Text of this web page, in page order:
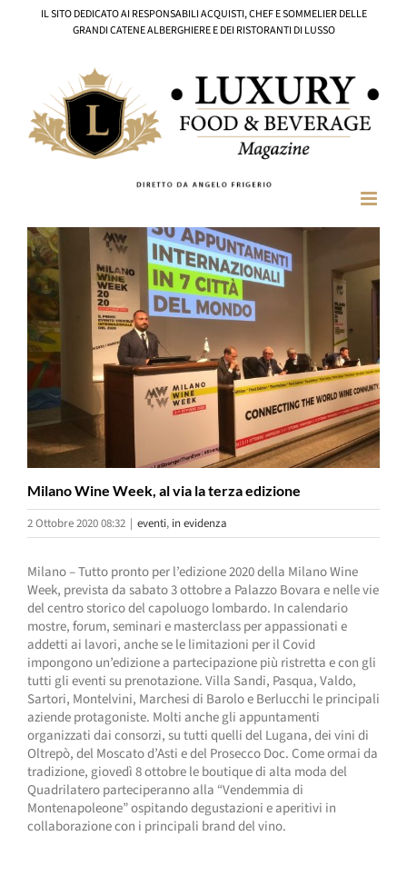
IL SITO DEDICATO AI RESPONSABILI ACQUISTI, CHEF E SOMMELIER DELLE
GRANDI CATENE ALBERGHIERE E DEI RISTORANTI DI LUSSO
Ingrandisci
immagine
Milano Wine Week, al via la terza edizione
2 Ottobre 2020 08:32 | eventi, in evidenza
Milano – Tutto pronto per l’edizione 2020 della Milano Wine
Week, prevista da sabato 3 ottobre a Palazzo Bovara e nelle vie
del centro storico del capoluogo lombardo. In calendario
mostre, forum, seminari e masterclass per appassionati e
addetti ai lavori, anche se le limitazioni per il Covid
impongono un’edizione a partecipazione più ristretta e con gli
tutti gli eventi su prenotazione. Villa Sandi, Pasqua, Valdo,
Sartori, Montelvini, Marchesi di Barolo e Berlucchi le principali
aziende protagoniste. Molti anche gli appuntamenti
organizzati dai consorzi, su tutti quelli del Lugana, dei vini di
Oltrepò, del Moscato d’Asti e del Prosecco Doc. Come ormai da
tradizione, giovedì 8 ottobre le boutique di alta moda del
Quadrilatero parteciperanno alla “Vendemmia di
Montenapoleone” ospitando degustazioni e aperitivi in
collaborazione con i principali brand del vino.